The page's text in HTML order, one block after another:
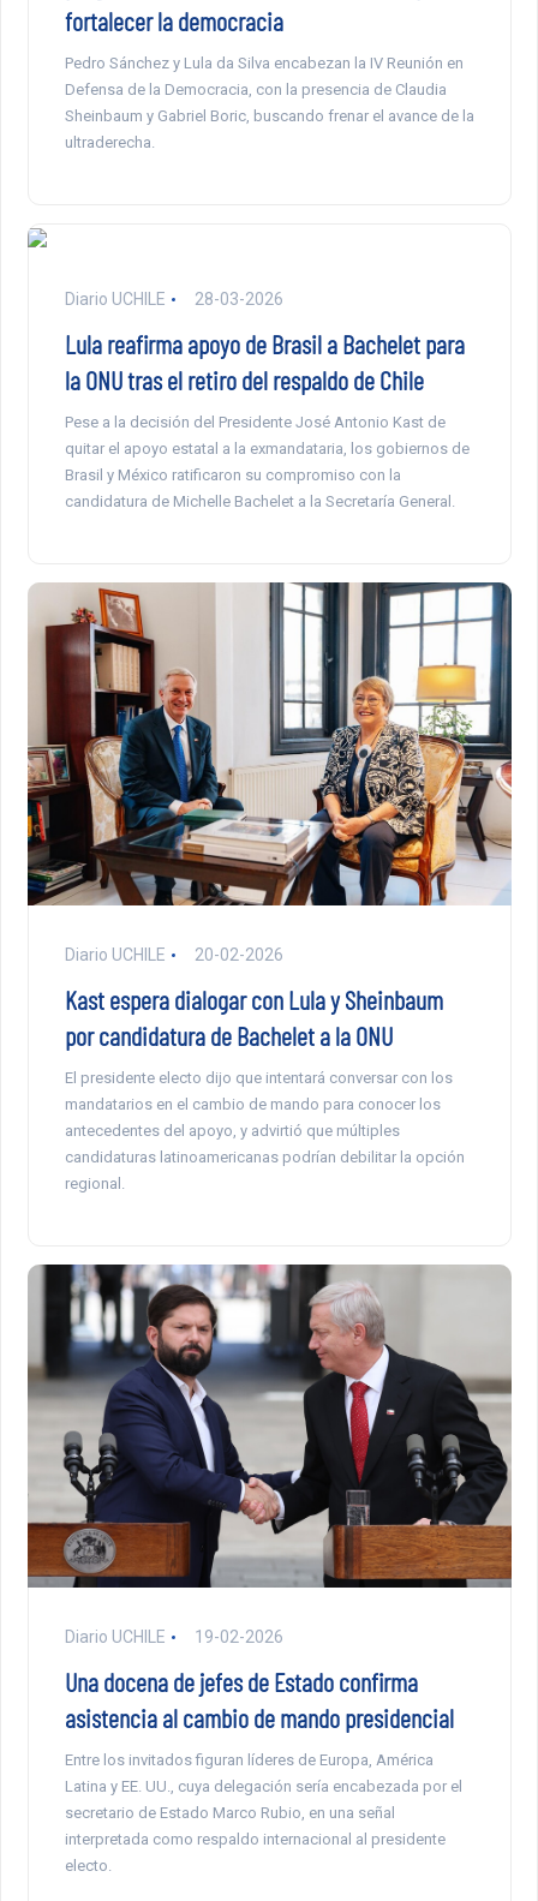
fortalecer la democracia
Pedro Sánchez y Lula da Silva encabezan la IV Reunión en
Defensa de la Democracia, con la presencia de Claudia
Sheinbaum y Gabriel Boric, buscando frenar el avance de la
ultraderecha.
Diario UCHILE 28-03-2026
Lula reafirma apoyo de Brasil a Bachelet para
la ONU tras el retiro del respaldo de Chile
Pese a la decisión del Presidente José Antonio Kast de
quitar el apoyo estatal a la exmandataria, los gobiernos de
Brasil y México ratificaron su compromiso con la
candidatura de Michelle Bachelet a la Secretaría General.
Diario UCHILE 20-02-2026
Kast espera dialogar con Lula y Sheinbaum
por candidatura de Bachelet a la ONU
El presidente electo dijo que intentará conversar con los
mandatarios en el cambio de mando para conocer los
antecedentes del apoyo, y advirtió que múltiples
candidaturas latinoamericanas podrían debilitar la opción
regional.
Diario UCHILE 19-02-2026
Una docena de jefes de Estado confirma
asistencia al cambio de mando presidencial
Entre los invitados figuran líderes de Europa, América
Latina y EE. UU., cuya delegación sería encabezada por el
secretario de Estado Marco Rubio, en una señal
interpretada como respaldo internacional al presidente
electo.